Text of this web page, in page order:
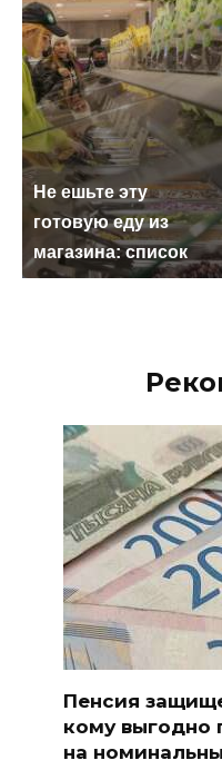
Не ешьте эту
готовую еду из
магазина: список
Пенсия
кому выгодно
на